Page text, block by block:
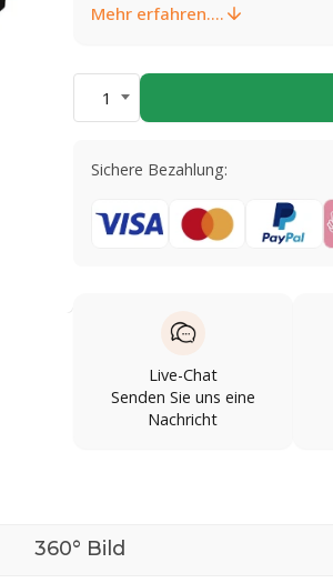
Mehr erfahren....
1
Sichere Bezahlung:
Live-Chat
Senden Sie uns eine
Nachricht
360° Bild